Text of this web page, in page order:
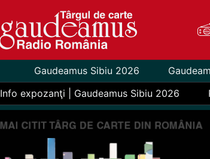
Gaudeamus Sibiu 2026
Info expozanţi | Gaudeamus Sibiu 2026